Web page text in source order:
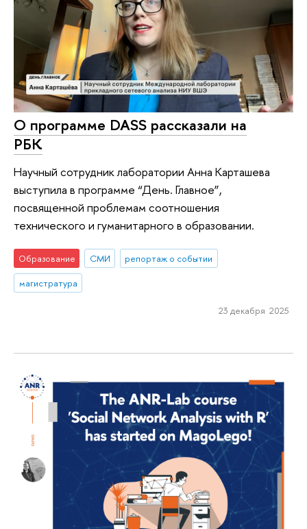
О программе DASS рассказали на
РБК
Научный сотрудник лаборатории Анна Карташева
выступила в программе “День. Главное”,
посвященной проблемам соотношения
технического и гуманитарного в образовании.
Образование СМИ
репортаж о событии
магистратура
23 декабря 2025